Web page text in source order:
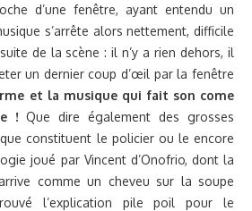
d’une fenêtre, ayant entendu un
s’arrête alors nettement, difficile
de la scène : il n’y a rien dehors, il
un dernier coup d’œil par la fenêtre
et la musique qui fait son come
! Que dire également des grosses
constituent le policier ou le encore
joué par Vincent d’Onofrio, dont la
comme un cheveu sur la soupe
l’explication pile poil pour le